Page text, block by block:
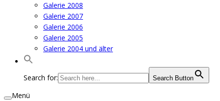
Galerie 2008
Galerie 2007
Galerie 2006
Galerie 2005
Galerie 2004 und älter
Search for: Search Button
Menü